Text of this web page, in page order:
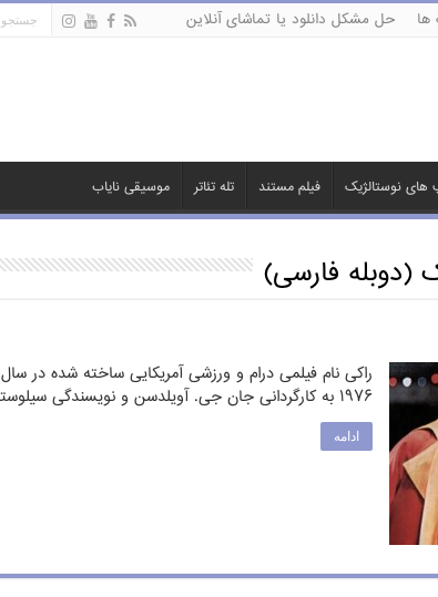
ها حل مشکل دانلود یا تماشای آنلاین
های نوستالژیک فیلم مستند تله تئاتر موسیقی نایاب
(دوبله فارسی)
راکی نام فیلمی درام و ورزشی آمریکایی ساخته شده در سال
۱۹۷۶ به کارگردانی جان جی. آویلدسن و نویسندگی سیلوستر …
ادامه